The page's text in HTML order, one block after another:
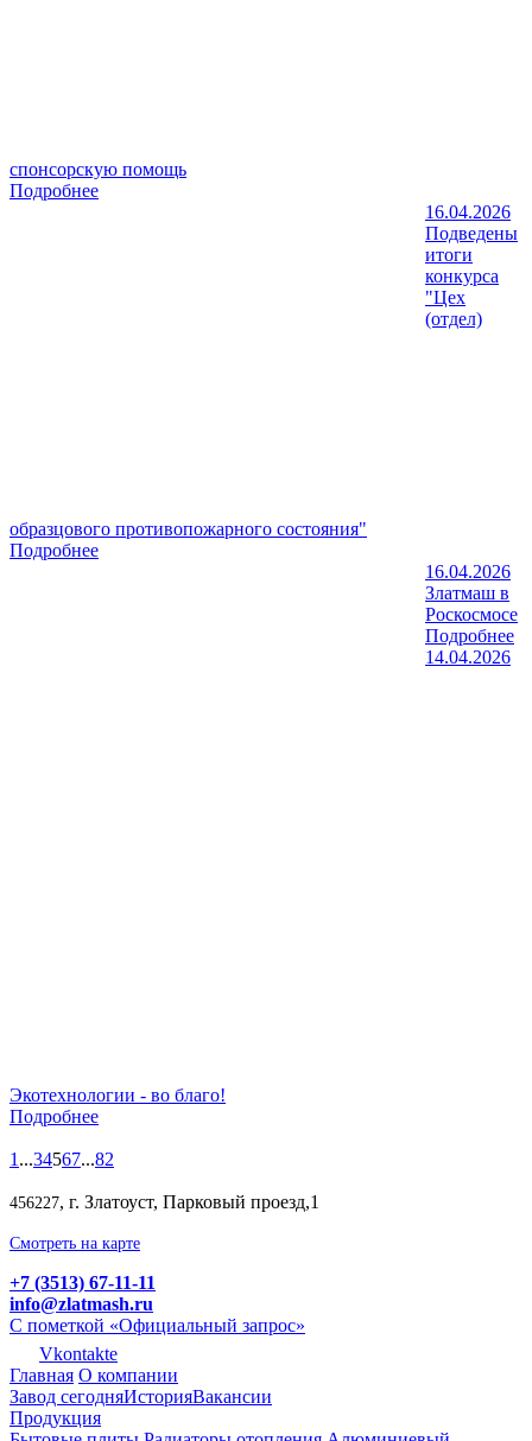
спонсорскую помощь
Подробнее
16.04.2026
Подведены
итоги
конкурса
"Цех
(отдел)
образцового противопожарного состояния"
Подробнее
16.04.2026
Златмаш в
Роскосмосе
Подробнее
14.04.2026
Экотехнологии - во благо!
Подробнее
1 ...34567...82
456227, г. Златоуст, Парковый проезд,1
Смотреть на карте
+7 (3513) 67-11-11
info@zlatmash.ru
С пометкой «Официальный запрос»
Vkontakte
Главная О компании
Завод сегодняИсторияВакансии
Продукция